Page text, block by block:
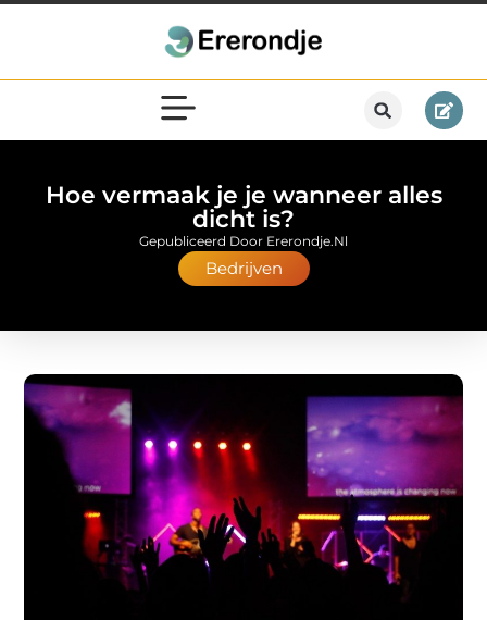
Hoe vermaak je je wanneer alles
dicht is?
Bedrijven
Gepubliceerd Door Ererondje.nl